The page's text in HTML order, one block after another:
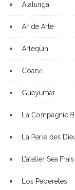
Alalunga
Ar de Arte
Arlequin
Coarvi
Güeyumar
La Compagnie
La Perle des
L’atelier Sea Frais
Los Peperetes